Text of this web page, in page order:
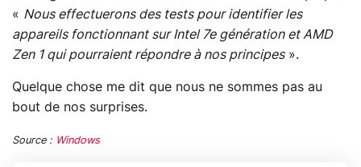
« Nous effectuerons des tests pour identifier les
appareils fonctionnant sur Intel 7e génération et AMD
Zen 1 qui pourraient répondre à nos principes».
Quelque chose me dit que nous ne sommes pas au
bout de nos surprises.
Source : Windows